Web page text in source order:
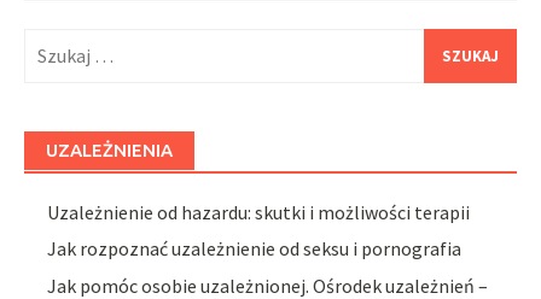
UZALEŻNIENIA
Uzależnienie od hazardu: skutki i możliwości terapii
Jak rozpoznać uzależnienie od seksu i pornografia
Jak pomóc osobie uzależnionej. Ośrodek uzależnień –